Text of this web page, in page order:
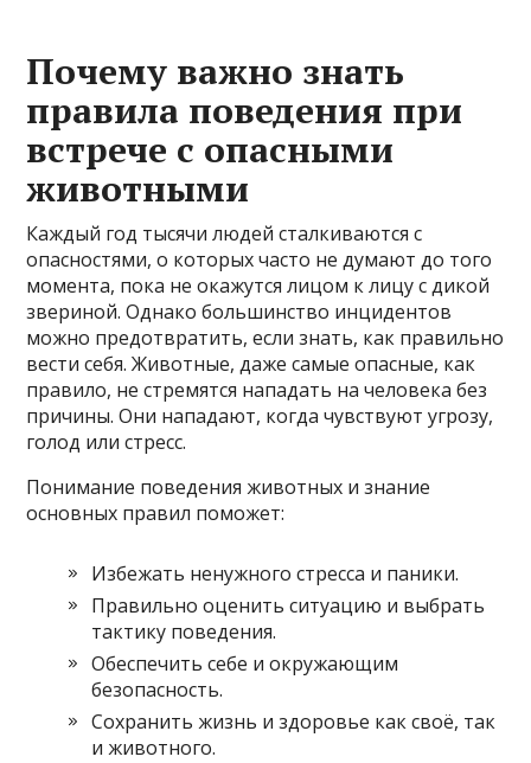
Почему важно знать
правила поведения при
встрече с опасными
животными
Каждый год тысячи людей сталкиваются с
опасностями, о которых часто не думают до того
момента, пока не окажутся лицом к лицу с дикой
звериной. Однако большинство инцидентов
можно предотвратить, если знать, как правильно
вести себя. Животные, даже самые опасные, как
правило, не стремятся нападать на человека без
причины. Они нападают, когда чувствуют угрозу,
голод или стресс.
Понимание поведения животных и знание
основных правил поможет:
Избежать ненужного стрессa и паники.
Правильно оценить ситуацию и выбрать
тактику поведения.
Обеспечить себе и окружающим
безопасность.
Сохранить жизнь и здоровье как своё, так
и животного.